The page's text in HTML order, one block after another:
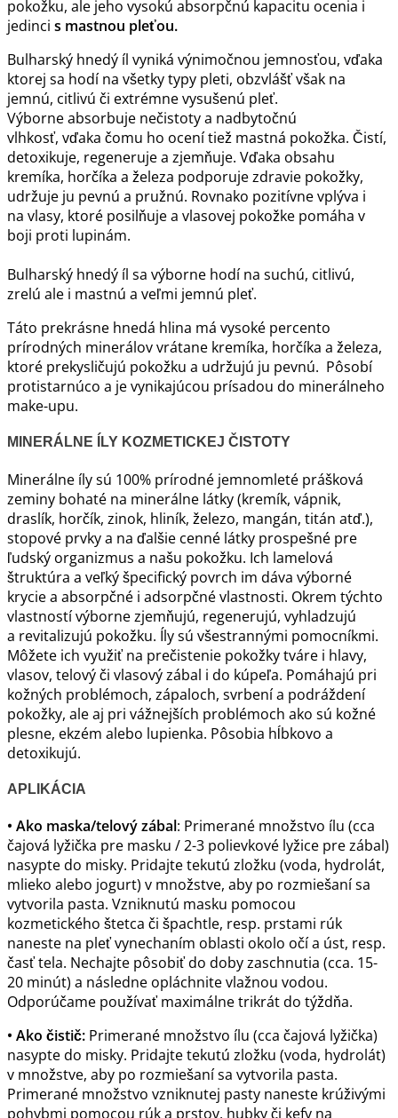
pokožku, ale jeho vysokú absorpčnú kapacitu ocenia i
jedinci s mastnou pleťou.
Bulharský hnedý íl vyniká výnimočnou jemnosťou, vďaka
ktorej sa hodí na všetky typy pleti, obzvlášť však na
jemnú, citlivú či extrémne vysušenú pleť.
Výborneabsorbuje nečistoty a nadbytočnú
vlhkosť, vďaka čomu ho ocení tiež mastná pokožka. Čistí,
detoxikuje, regeneruje a zjemňuje. Vďaka obsahu
kremíka, horčíka a železa podporuje zdravie pokožky,
udržuje ju pevnú a pružnú. Rovnako pozitívne vplýva i
na vlasy, ktoré posilňuje a vlasovej pokožke pomáha v
boji proti lupinám.
Bulharský hnedý íl sa výborne hodína suchú, citlivú,
zrelú ale i mastnú a veľmi jemnú pleť.
Táto prekrásne hnedá hlina má vysoké percento
prírodných minerálov vrátane kremíka, horčíka a železa,
ktoré prekysličujú pokožku a udržujú ju pevnú. Pôsobí
protistarnúco a je vynikajúcou prísadou do minerálneho
make-upu.
MINERÁLNE ÍLY KOZMETICKEJ ČISTOTY
Minerálne íly sú 100% prírodné jemnomleté prášková
zeminy bohaté na minerálne látky (kremík, vápnik,
draslík, horčík, zinok, hliník, železo, mangán, titán atď.),
stopové prvky a na ďalšie cenné látky prospešné pre
ľudský organizmus a našu pokožku. Ich lamelová
štruktúra a veľký špecifický povrch im dáva výborné
krycie a absorpčné i adsorpčné vlastnosti. Okrem týchto
vlastností výborne zjemňujú, regenerujú, vyhladzujú
a revitalizujú pokožku. Íly sú všestrannými pomocníkmi.
Môžete ich využiť na prečistenie pokožky tváre i hlavy,
vlasov, telový či vlasový zábal i do kúpeľa. Pomáhajú pri
kožných problémoch, zápaloch, svrbení a podráždení
pokožky, ale aj pri vážnejších problémoch ako sú kožné
plesne, ekzém alebo lupienka. Pôsobia hĺbkovo a
detoxikujú.
APLIKÁCIA
• Ako maska/telový zábal: Primerané množstvo ílu (cca
čajová lyžička pre masku / 2-3 polievkové lyžice pre zábal)
nasypte do misky. Pridajte tekutú zložku (voda, hydrolát,
mlieko alebo jogurt) v množstve, aby po rozmiešaní sa
vytvorila pasta. Vzniknutú masku pomocou
kozmetického štetca či špachtle, resp. prstami rúk
naneste na pleť vynechaním oblasti okolo očí a úst, resp.
časť tela. Nechajte pôsobiť do doby zaschnutia (cca. 15-
20 minút) a následne opláchnite vlažnou vodou.
Odporúčame používať maximálne trikrát do týždňa.
• Ako čistič: Primerané množstvo ílu (cca čajová lyžička)
nasypte do misky. Pridajte tekutú zložku (voda, hydrolát)
v množstve, aby po rozmiešaní sa vytvorila pasta.
Primerané množstvo vzniknutej pasty naneste krúživými
pohybmi pomocou rúk a prstov, hubky či kefy na